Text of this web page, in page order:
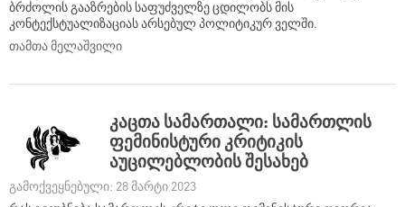
ბრძოლის გააზრების საფუძველზე ცდილობს მის
კონტექსტუალიზაციას არსებულ პოლიტიკურ ველში.
თამთა მელაშვილი
კაცთა სამართალი: სამართლის
ფემინისტური კრიტიკის
აუცილებლობის შესახებ
გამოქვეყნებული: 28 მარტი 2023